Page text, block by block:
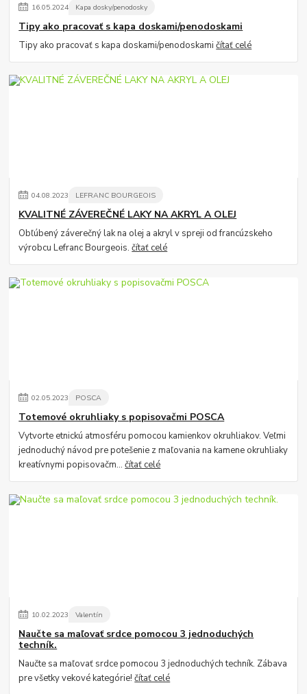
16.05.2024 Kapa dosky/penodosky
Tipy ako pracovať s kapa doskami/penodoskami
Tipy ako pracovať s kapa doskami/penodoskamičítať celé
04.08.2023 LEFRANC BOURGEOIS
KVALITNÉ ZÁVEREČNÉ LAKY NA AKRYL A OLEJ
Obľúbený záverečný lak na olej a akryl v spreji od francúzskeho
výrobcu Lefranc Bourgeois.čítať celé
02.05.2023 POSCA
Totemové okruhliaky s popisovačmi POSCA
Vytvorte etnickú atmosféru pomocou kamienkov okruhliakov. Veľmi
jednoduchý návod pre potešenie z maľovania na kamene okruhliaky
kreatívnymi popisovačm...čítať celé
10.02.2023 Valentín
Naučte sa maľovať srdce pomocou 3 jednoduchých
techník.
Naučte sa maľovať srdce pomocou 3 jednoduchých techník. Zábava
pre všetky vekové kategórie!čítať celé